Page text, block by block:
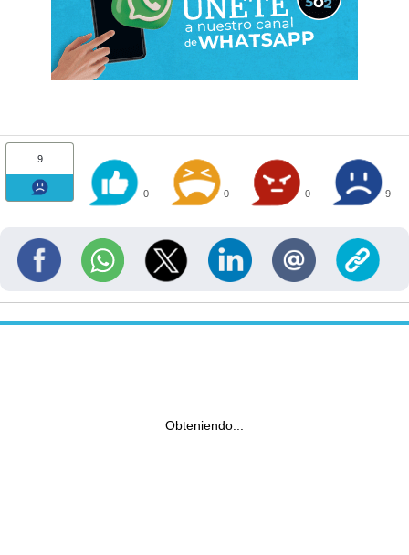
9
0 0 0 9
Obteniendo...